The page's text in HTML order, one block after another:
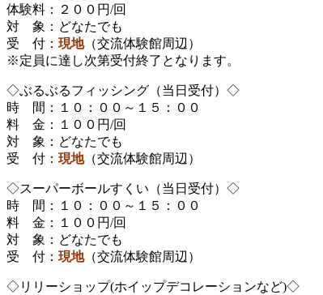
体験料：２００円/回
対 象：どなたでも
受 付： 現地（交流体験館周辺）
※定員に達し次第受付終了となります。
◇ぶるぶるフィッシング（当日受付）◇
時 間：１０：００～１５：００
料 金：１００円/回
対 象：どなたでも
受 付： 現地（交流体験館周辺）
◇スーパーボールすくい（当日受付）◇
時 間：１０：００～１５：００
料 金：１００円/回
対 象：どなたでも
受 付： 現地（交流体験館周辺）
◇リリーショップ(ホイップデコレーションなど)◇